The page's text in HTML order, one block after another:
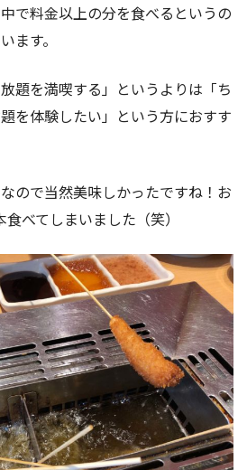
で料金以上の分を食べるというの
ます。
題を満喫する」というよりは「ち
を体験したい」という方におすす
ので当然美味しかったですね！お
べてしまいました（笑）